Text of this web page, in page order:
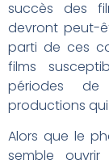
succès des
devront peut-
parti de ces
films
périodes
productions
Alors que le
semble